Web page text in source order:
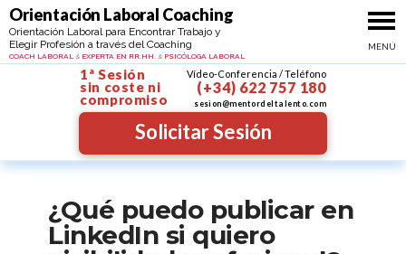
Orientacion personal y profesional
Orientación Laboral Coaching Coach Psicóloga
Orientación Laboral para Encontrar Trabajo y
Elegir Profesión a través del Coaching
MAYTE SANTIBÁÑEZ
COACH LABORAL & EXPERTA EN RR.HH. & PSICÓLOGA LABORAL
Vídeo-Conferencia / Teléfono
1ª Sesión
sin coste ni
compromiso
(+34) 622 757 180
Solicitar Sesión
sesion@mentordeltalento.com
MENÚ
Ir al contenido
¿Qué puedo publicar en
LinkedIn si quiero